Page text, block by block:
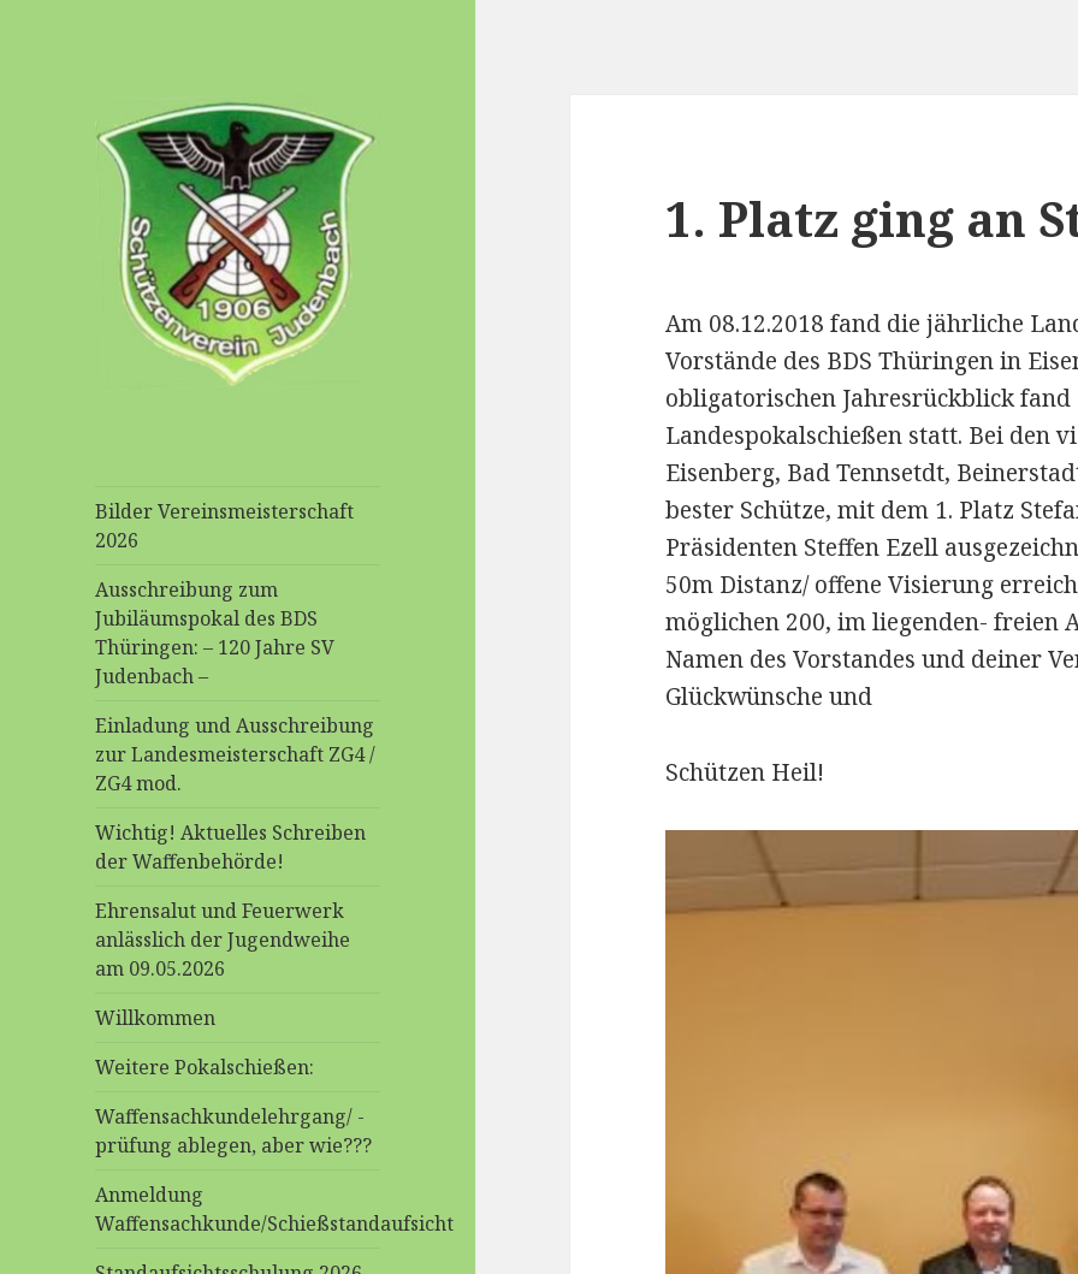
Bilder Vereinsmeisterschaft
2026
Ausschreibung zum
Jubiläumspokal des BDS
Thüringen: – 120 Jahre SV
Judenbach –
Einladung und Ausschreibung
zur Landesmeisterschaft ZG4 /
ZG4 mod.
Wichtig! Aktuelles Schreiben
der Waffenbehörde!
Ehrensalut und Feuerwerk
anlässlich der Jugendweihe
am 09.05.2026
Willkommen
Weitere Pokalschießen:
Waffensachkundelehrgang/ -
prüfung ablegen, aber wie???
Anmeldung
Waffensachkunde/Schießstandaufsicht
1. Platz ging an
Am 08.12.2018 fand die jährliche
Vorstände des BDS Thüringen in
obligatorischen Jahresrückblick
Landespokalschießen statt. Bei den
Eisenberg, Bad Tennsetdt,
bester Schütze, mit dem 1. Platz
Präsidenten Steffen Ezell
50m Distanz/ offene Visierung
möglichen 200, im liegenden- freien
Namen des Vorstandes und deiner
Glückwünsche und
Schützen Heil!